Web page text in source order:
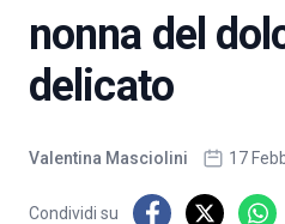
nonna del
delicato
Valentina Masciolini 17
Condividi su